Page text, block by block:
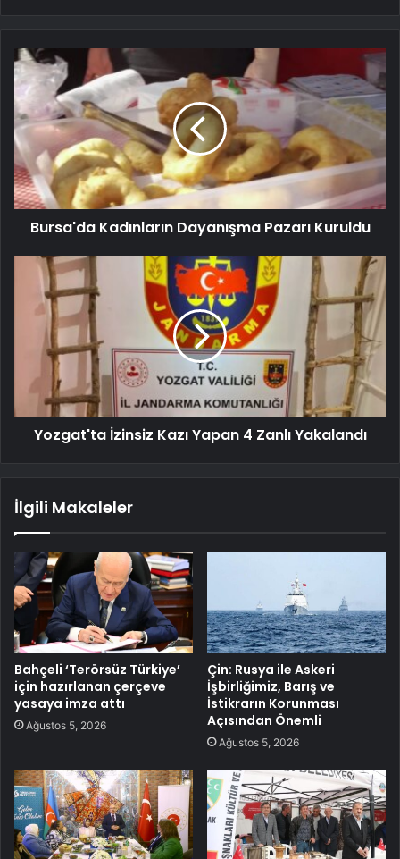
Bursa'da Kadınların Dayanışma Pazarı Kuruldu
Yozgat'ta İzinsiz Kazı Yapan 4 Zanlı Yakalandı
İlgili Makaleler
Bahçeli ‘Terörsüz Türkiye’
için hazırlanan çerçeve
yasaya imza attı
Ağustos 5, 2026
Çin: Rusya ile Askeri
İşbirliğimiz, Barış ve
İstikrarın Korunması
Açısından Önemli
Ağustos 5, 2026